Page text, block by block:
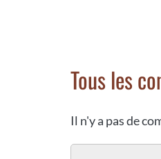
Tous les
Il n'y a pas de